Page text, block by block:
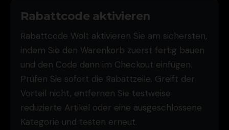
Rabattcode aktivieren
Rabattcode Wolt aktivieren Sie am sichersten,
indem Sie den Warenkorb zuerst fertig bauen
und den Code dann im Checkout einfügen.
Prüfen Sie sofort die Rabattzeile. Greift der
Vorteil nicht, entfernen Sie testweise
reduzierte Artikel oder eine ausgeschlossene
Kategorie und testen erneut.